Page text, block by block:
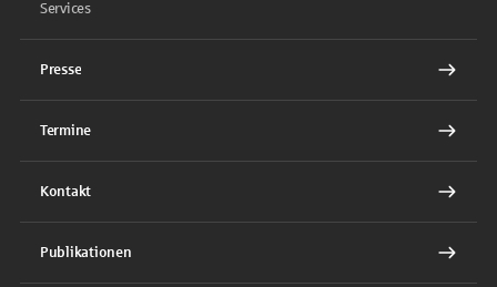
Services
Presse
Termine
Kontakt
Publikationen